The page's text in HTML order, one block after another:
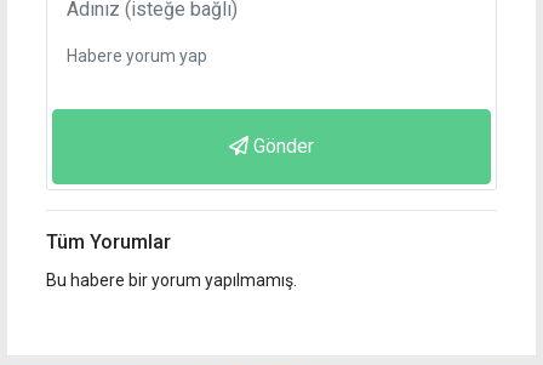
Gönder
Tüm Yorumlar
Bu habere bir yorum yapılmamış.